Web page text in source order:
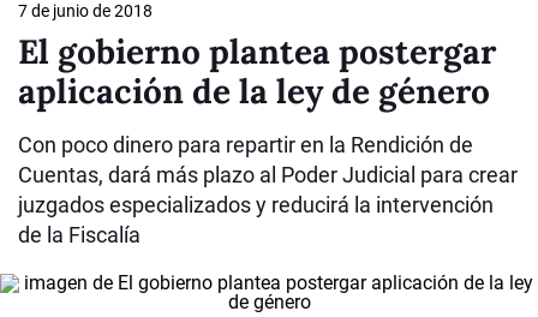
7 de junio de 2018
El gobierno plantea postergar
aplicación de la ley de género
Con poco dinero para repartir en la Rendición de
Cuentas, dará más plazo al Poder Judicial para crear
juzgados especializados y reducirá la intervención
de la Fiscalía